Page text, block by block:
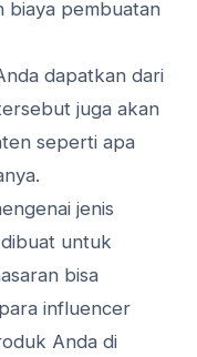
biaya pembuatan
dapatkan dari
juga akan
seperti apa
jenis
untuk
bisa
influencer
Anda di